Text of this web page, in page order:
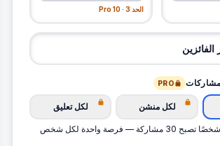
الحد 3 · Pro 10
PRO
لكل منشن لكل تعليق
100 تعليق من 30 شخصًا تصبح 30 مشاركة — فرصة واحدة لكل شخص